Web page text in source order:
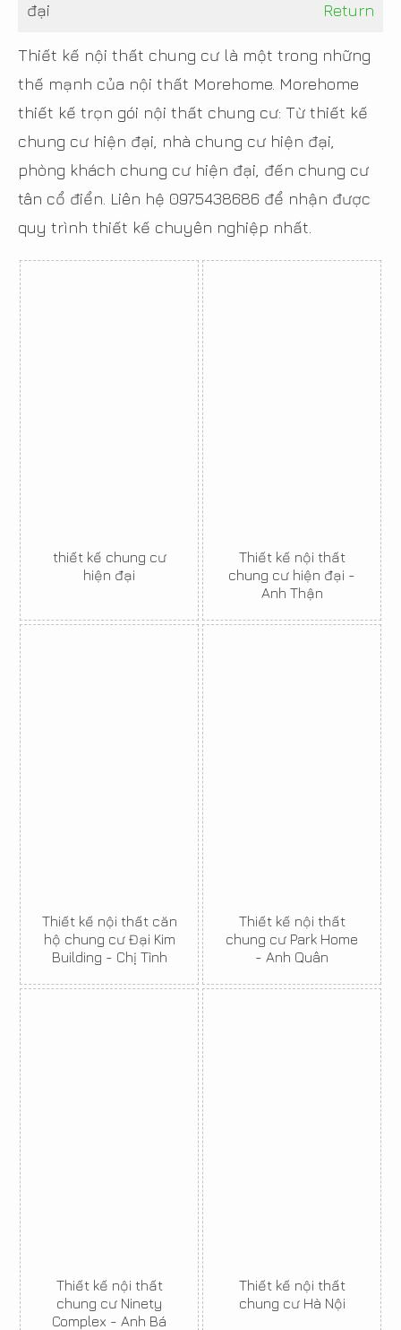
đại
Return
Thiết kế nội thất chung cư là một trong những
thế mạnh của nội thất Morehome. Morehome
thiết kế trọn gói nội thất chung cư: Từ thiết kế
chung cư hiện đại, nhà chung cư hiện đại,
phòng khách chung cư hiện đại, đến chung cư
tân cổ điển. Liên hệ 0975438686 để nhận được
quy trình thiết kế chuyên nghiệp nhất.
thiết kế chung cư
hiện đại
Thiết kế nội thất
chung cư hiện đại -
Anh Thận
Thiết kế nội thất căn
hộ chung cư Đại Kim
Building - Chị Tình
Thiết kế nội thất
chung cư Park Home
- Anh Quân
Thiết kế nội thất
chung cư Ninety
Complex - Anh Bá
Thiết kế nội thất
chung cư Hà Nội